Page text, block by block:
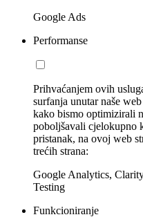
Google Ads
Performanse
Prihvaćanjem ovih
surfanja unutar naše
kako bismo optimizirali
poboljšavali cjelokupno
pristanak, na ovoj web
trećih strana:
Google Analytics,
Testing
Funkcioniranje